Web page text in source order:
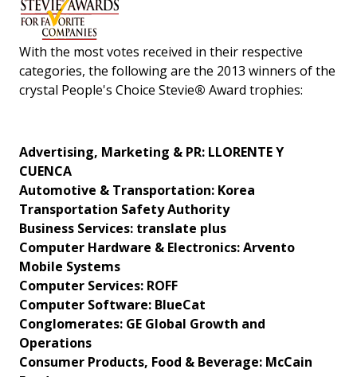
With the most votes received in their respective
categories, the following are the 2013 winners of the
crystal People's Choice Stevie® Award trophies:
Advertising, Marketing & PR: LLORENTE Y
CUENCA
Automotive & Transportation: Korea
Transportation Safety Authority
Business Services: translate plus
Computer Hardware & Electronics: Arvento
Mobile Systems
Computer Services: ROFF
Computer Software: BlueCat
Conglomerates: GE Global Growth and
Operations
Consumer Products, Food & Beverage: McCain